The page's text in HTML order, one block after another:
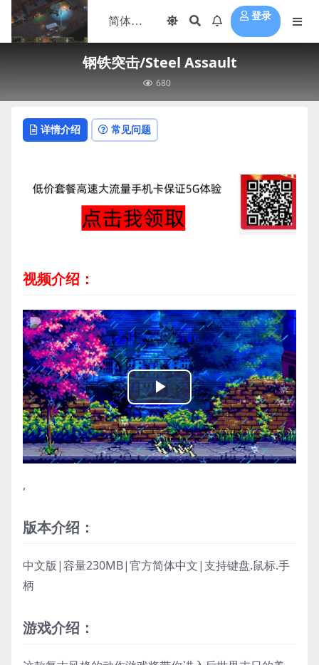
登录
钢铁突击/Steel Assault
680
详情介绍 常见问题
视频介绍：
Play
Video
,
版本介绍：
中文版|容量230MB|官方简体中文|支持键盘.鼠标.手
柄
游戏介绍：